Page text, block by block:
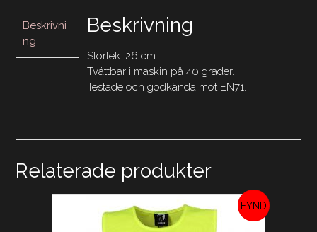
Beskrivni
ng
Beskrivning
Storlek: 26 cm.
Tvättbar i maskin på 40 grader.
Testade och godkända mot EN71.
Relaterade produkter